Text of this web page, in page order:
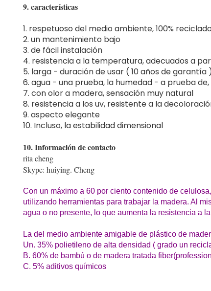
9. características
1. respetuoso del medio ambiente, 100%
2. un mantenimiento bajo
3. de fácil instalación
4. resistencia a la temperatura, adecuados a
5. larga - duración de usar ( 10 años de garantía
6. agua - una prueba, la humedad - a prueba
7. con olor a madera, sensación muy natural
8. resistencia a los uv, resistente a la
9. aspecto elegante
10. Incluso, la estabilidad dimensional
10. Información de contacto
rita cheng
Skype: huiying. Cheng
Con un máximo a 60 por ciento contenido de
utilizando herramientas para trabajar la madera. Al
agua o no presente, lo que aumenta la resistencia a
La del medio ambiente amigable de plástico de
Un. 35% polietileno de alta densidad ( grado un
B. 60% de bambú o de madera tratada
C. 5% aditivos químicos